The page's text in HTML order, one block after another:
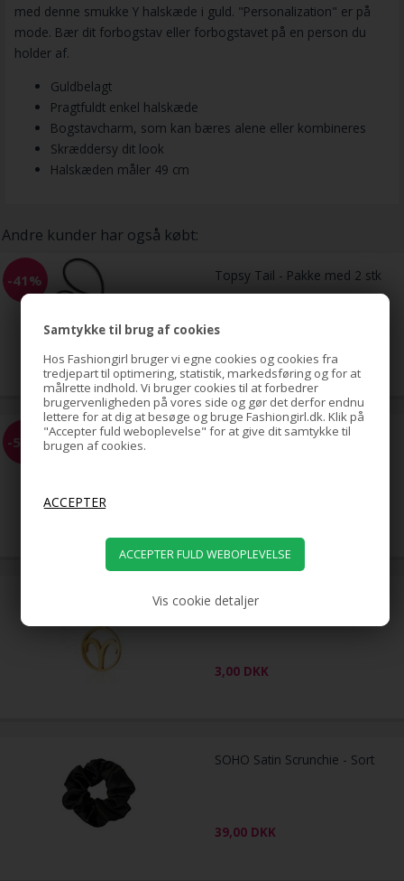
Samtykke til brug af cookies
Hos Fashiongirl bruger vi egne cookies og cookies fra
tredjepart til optimering, statistik, markedsføring og for at
målrette indhold. Vi bruger cookies til at forbedrer
brugervenligheden på vores side og gør det derfor endnu
lettere for at dig at besøge og bruge Fashiongirl.dk. Klik på
"Accepter fuld weboplevelse" for at give dit samtykke til
brugen af cookies.
Vis cookie detaljer
med denne smukke Y halskæde i guld. "Personalization" er på
mode. Bær dit forbogstav eller forbogstavet på en person du
holder af.
Guldbelagt
Pragtfuldt enkel halskæde
Bogstavcharm, som kan bæres alene eller kombineres
Skræddersy dit look
Halskæden måler 49 cm
Andre kunder har også købt:
-41% Topsy Tail - Pakke med 2 stk
29,00DKK
-51% Scrunchie Hårelastik - Sort
Stjernetegn halskæde: Vædder
- Zodiac, Guld (U)
3,00 DKK
SOHO Satin Scrunchie - Sort
39,00 DKK